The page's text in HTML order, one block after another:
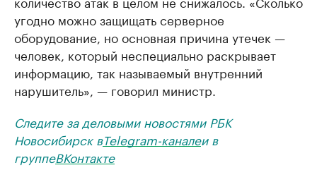
угодно можно защищать серверное
оборудование, но основная причина утечек —
человек, который неспециально раскрывает
информацию, так называемый внутренний
нарушитель», — говорил министр.
Следите за деловыми новостями РБК
Новосибирск вTelegram-каналеи в
группеВКонтакте